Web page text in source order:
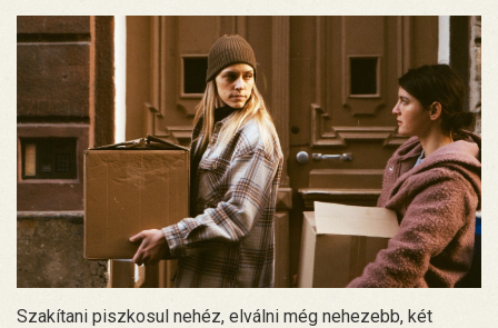
Szakítani piszkosul nehéz, elválni még nehezebb, két